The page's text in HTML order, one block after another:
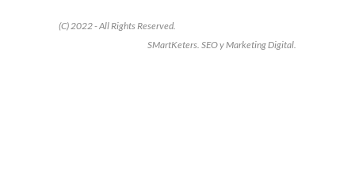
(C) 2022 - All Rights Reserved.
SMartKeters. SEO y Marketing Digital.